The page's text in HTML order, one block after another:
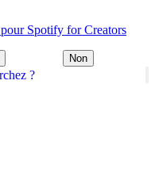
?
Spotify for Creators
Non